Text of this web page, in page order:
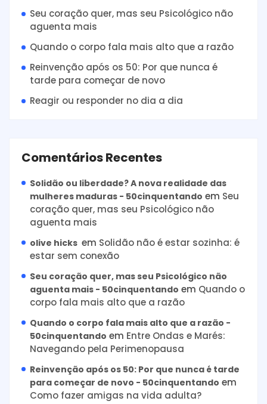
Seu coração quer, mas seu Psicológico não
aguenta mais
Quando o corpo fala mais alto que a razão
Reinvenção após os 50: Por que nunca é
tarde para começar de novo
Reagir ou responder no dia a dia
Comentários Recentes
Solidão ou liberdade? A nova realidade das
mulheres maduras - 50cinquentando em Seu
coração quer, mas seu Psicológico não
aguenta mais
olive hicks em Solidão não é estar sozinha: é
estar sem conexão
Seu coração quer, mas seu Psicológico não
aguenta mais - 50cinquentando em Quando o
corpo fala mais alto que a razão
Quando o corpo fala mais alto que a razão -
50cinquentando em Entre Ondas e Marés:
Navegando pela Perimenopausa
Reinvenção após os 50: Por que nunca é tarde
para começar de novo - 50cinquentando em
Como fazer amigas na vida adulta?